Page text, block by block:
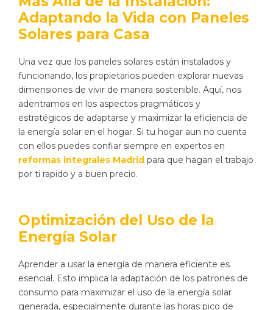
Adaptando la Vida con Paneles
Solares para Casa
Una vez que los paneles solares están instalados y
funcionando, los propietarios pueden explorar nuevas
dimensiones de vivir de manera sostenible. Aquí, nos
adentramos en los aspectos pragmáticos y
estratégicos de adaptarse y maximizar la eficiencia de
la energía solar en el hogar. Si tu hogar aun no cuenta
con ellos puedes confiar siempre en expertos en
reformas integrales Madrid para que hagan el trabajo
por ti rapido y a buen precio.
Optimización del Uso de la
Energía Solar
Aprender a usar la energía de manera eficiente es
esencial. Esto implica la adaptación de los patrones de
consumo para maximizar el uso de la energía solar
generada, especialmente durante las horas pico de